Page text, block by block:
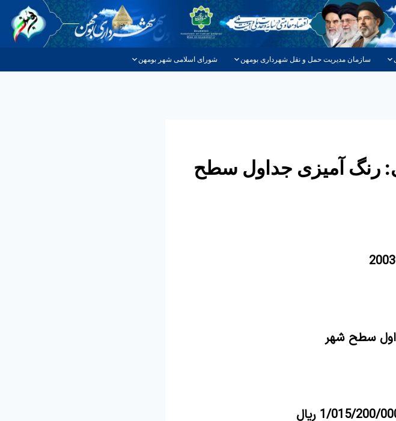
سازمان مدیریت حمل و نقل شهرداری بومهن شورای اسلامی شهر بومهن
رنگ آمیزی جداول سطح
سطح شهر